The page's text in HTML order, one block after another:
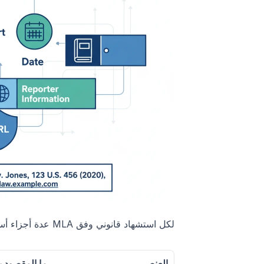
لكل استشهاد قانوني وفق MLA عدة أجزاء أساسية. سترى هذه العناصر تتكرر في جميع الأمثلة: